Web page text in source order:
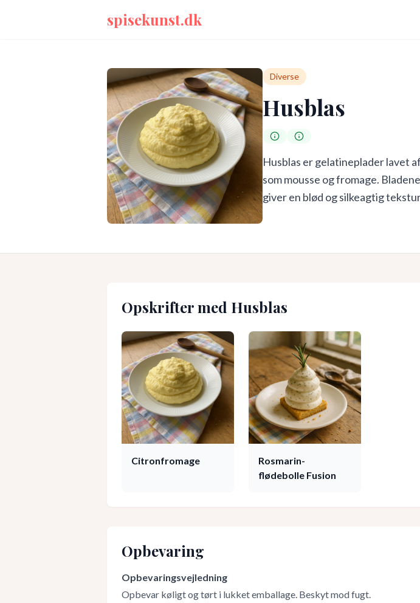
spisekunst.dk
Diverse
Husblas
Husblas er gelatineplader lavet
som mousse og fromage.
giver en blød og silkeagtig
Opskrifter med Husblas
Citronfromage
Rosmarin-
flødebolle Fusion
Opbevaring
Opbevaringsvejledning
Opbevar køligt og tørt i lukket emballage. Beskyt mod fugt.